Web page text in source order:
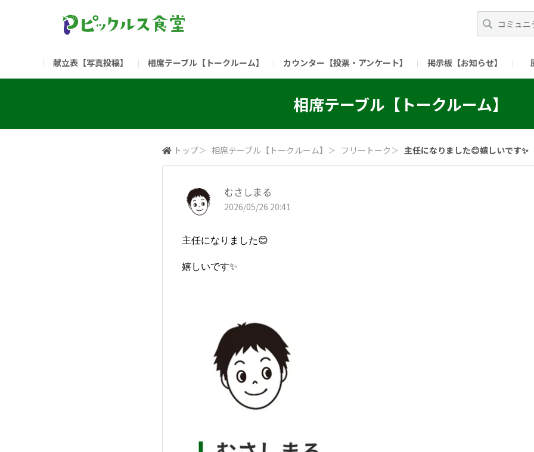
献立表【写真投稿】 相席テーブル【トークルーム】 カウンター【投票・アンケート】 掲示板【お知らせ】
（リンク）ご飯がススム ブランドサイト （リンク）ピックルスコーポレーションHP （リンク）
相席テーブル【トークルーム】
トップ＞ 相席テーブル【トークルーム】 ＞ フリートーク ＞ 主任になりました😊嬉しいです✨️
むさしまる
2026/05/26 20:41
主任になりました😊
嬉しいです✨️